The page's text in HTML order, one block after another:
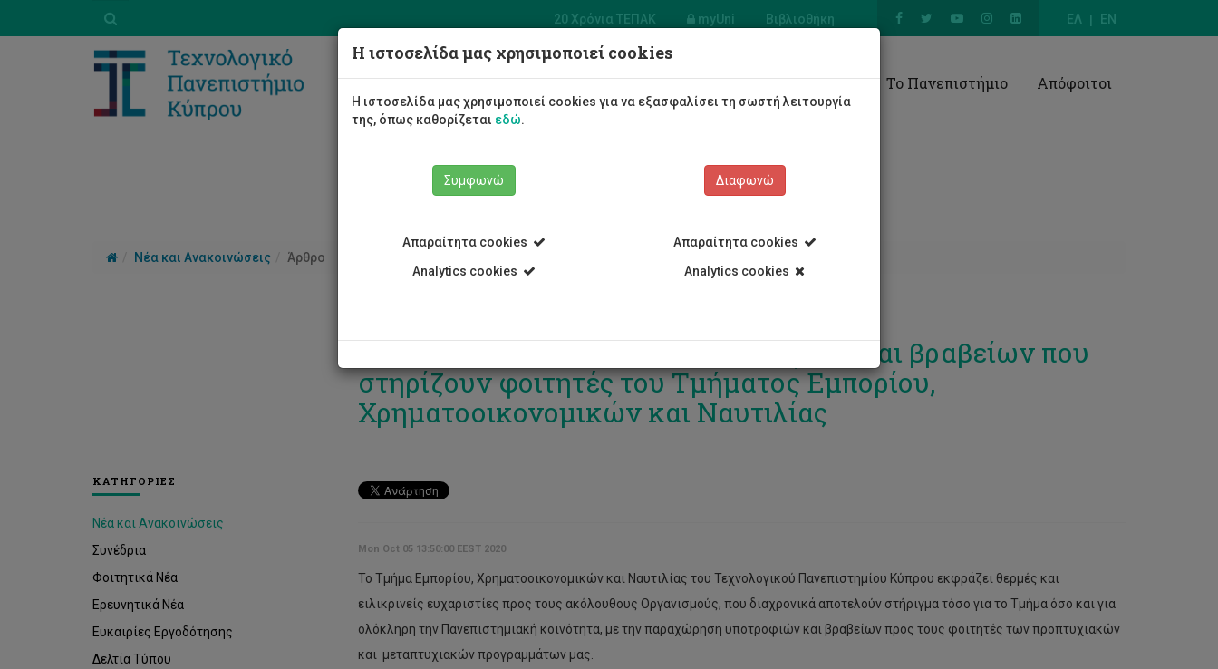
ΕΛ EN
20 Χρόνια ΤΕΠΑΚ myUni Βιβλιοθήκη
Φοιτητές/τριες Σπουδές Έρευνα Το Πανεπιστήμιο Απόφοιτοι
Νέα και Ανακοινώσεις Άρθρο
ΚΑΤΗΓΟΡΙΕΣ
Νέα και Ανακοινώσεις
Συνέδρια
Φοιτητικά Νέα
Ερευνητικά Νέα
Ευκαιρίες Εργοδότησης
Δελτία Τύπου
Eυχαριστίες σε χορηγούς υποτροφιών και βραβείων που
στηρίζουν φοιτητές του Τμήματος Εμπορίου,
Χρηματοοικονομικών και Ναυτιλίας
Mon Oct 05 13:50:00 EEST 2020
Το Τμήμα Εμπορίου, Χρηματοοικονομικών και Ναυτιλίας του Τεχνολογικού Πανεπιστημίου Κύπρου εκφράζει θερμές και
ειλικρινείς ευχαριστίες προς τους ακόλουθους Οργανισμούς, που διαχρονικά αποτελούν στήριγμα τόσο για το Τμήμα όσο και για
ολόκληρη την Πανεπιστημιακή κοινότητα, με την παραχώρηση υποτροφιών και βραβείων προς τους φοιτητές των προπτυχιακών
και μεταπτυχιακών προγραμμάτων μας.
Η ιστοσελίδα μας χρησιμοποιεί cookies
Η ιστοσελίδα μας χρησιμοποιεί cookies για να εξασφαλίσει τη σωστή λειτουργία
της, όπως καθορίζεται εδώ.
Συμφωνώ
Απαραίτητα cookies
Analytics cookies
Διαφωνώ
Απαραίτητα cookies
Analytics cookies